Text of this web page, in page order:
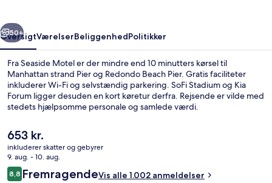
Næste
50+
OversigtVærelserBeliggenhedPolitikker
Fra Seaside Motel er der mindre end 10 minutters kørsel til
Manhattan strand Pier og Redondo Beach Pier. Gratis faciliteter
inkluderer Wi-Fi og selvstændig parkering. SoFi Stadium og Kia
Forum ligger desuden en kort køretur derfra. Rejsende er vilde med
stedets hjælpsomme personale og samlede værdi.
Den
nuværende
pris
er
653 kr.
653 kr.
inkluderer skatter og gebyrer
9. aug. - 10. aug.
Anmeldelser
8,88,8 ud af 10.
FremragendeVis alle 1.002 anmeldelser